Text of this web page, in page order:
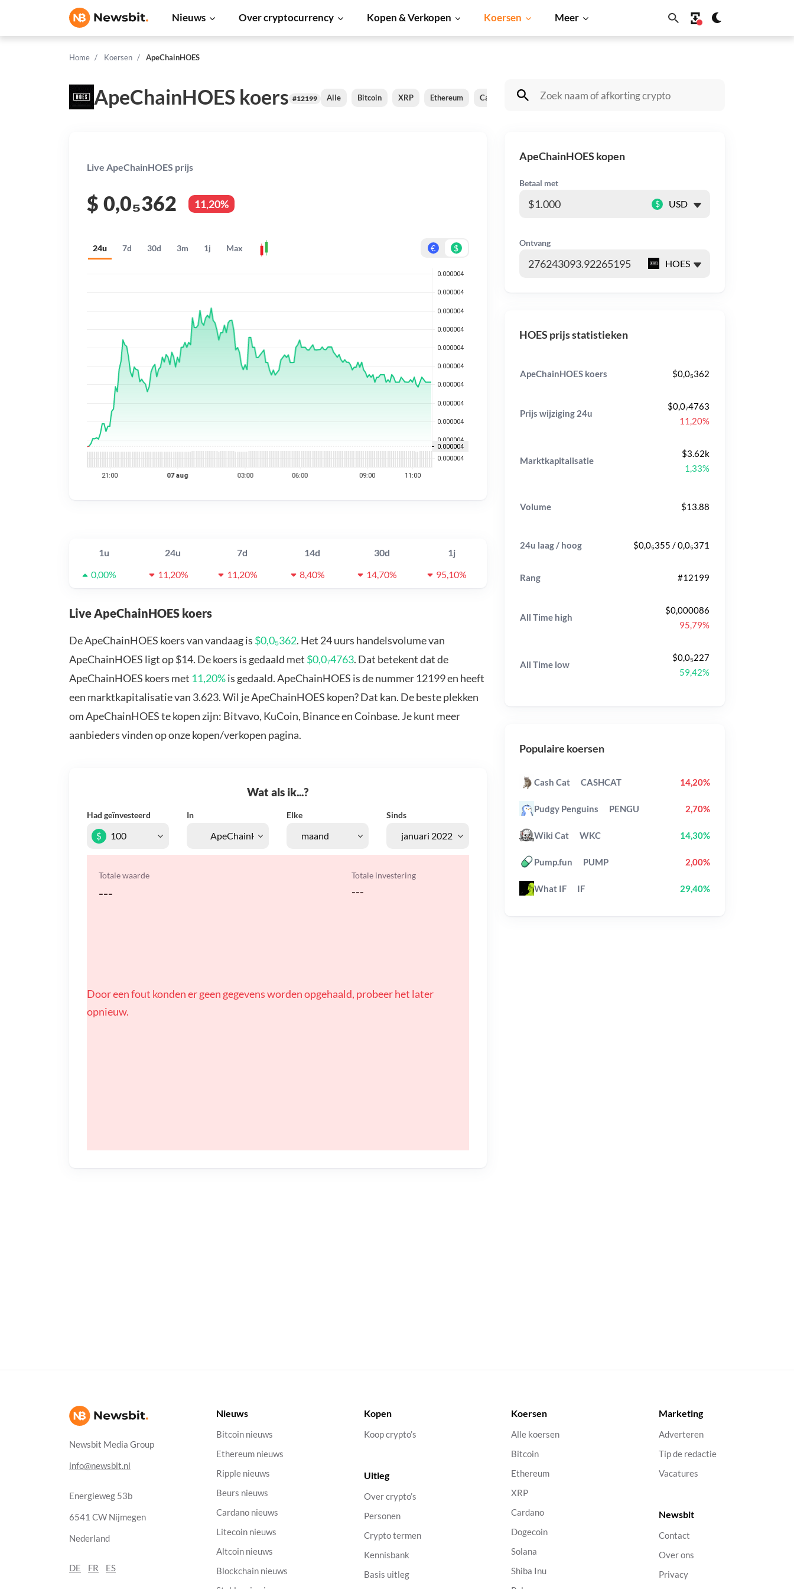
Nieuws Over cryptocurrency Kopen & Verkopen Koersen Meer
Home Koersen ApeChainHOES
ApeChainHOES koers #12199 Alle Bitcoin XRP Ethereum Cardano Shiba Inu Dogecoin Solana BNB
Live ApeChainHOES prijs
$ 0,0₅362 11,20%
24u 7d 30d 3m 1j Max € $
1u 24u 7d 14d 30d
1j
0,00%
11,20% 11,20% 8,40% 14,70% 95,10%
Live ApeChainHOES koers
De ApeChainHOES koers van vandaag is $0,0₅362. Het 24 uurs handelsvolume van
ApeChainHOES ligt op $14. De koers is gedaald met $0,0₇4763. Dat betekent dat de
ApeChainHOES koers met 11,20%is gedaald. ApeChainHOES is de nummer 12199 en heeft
een marktkapitalisatie van 3.623. Wil je ApeChainHOES kopen? Dat kan. De beste plekken
om ApeChainHOES te kopen zijn: Bitvavo, KuCoin, Binance en Coinbase. Je kunt meer
aanbieders vinden op onze kopen/verkopen pagina.
Wat als ik...?
Had geïnvesteerd In Elke Sinds
$
Totale waarde
---
Totale investering
---
Door een fout konden er geen gegevens worden opgehaald, probeer het later
opnieuw.
ApeChainHOES kopen
Betaal met
$
Ontvang
HOES prijs statistieken
ApeChainHOES koers $0,0₅362
Prijs wijziging 24u
$0,0₇4763
11,20%
Marktkapitalisatie
$3.62k
1,33%
Volume $13.88
24u laag / hoog $0,0₅355 / 0,0₅371
Rang #12199
All Time high
$0,000086
95,79%
All Time low
$0,0₅227
59,42%
Populaire koersen
Cash Cat CASHCAT 14,20%
Pudgy Penguins PENGU 2,70%
Wiki Cat WKC 14,30%
Pump.fun PUMP 2,00%
What IF IF 29,40%
Newsbit Media Group
info@newsbit.nl
Energieweg 53b
6541 CW Nijmegen
Nederland
DE FR ES
Nieuws
Bitcoin nieuws
Ethereum nieuws
Ripple nieuws
Beurs nieuws
Cardano nieuws
Litecoin nieuws
Altcoin nieuws
Blockchain nieuws
Kopen
Koop crypto’s
Uitleg
Over crypto’s
Personen
Crypto termen
Kennisbank
Basis uitleg
Koersen
Alle koersen
Bitcoin
Ethereum
XRP
Cardano
Dogecoin
Solana
Shiba Inu
Marketing
Adverteren
Tip de redactie
Vacatures
Newsbit
Contact
Over ons
Privacy